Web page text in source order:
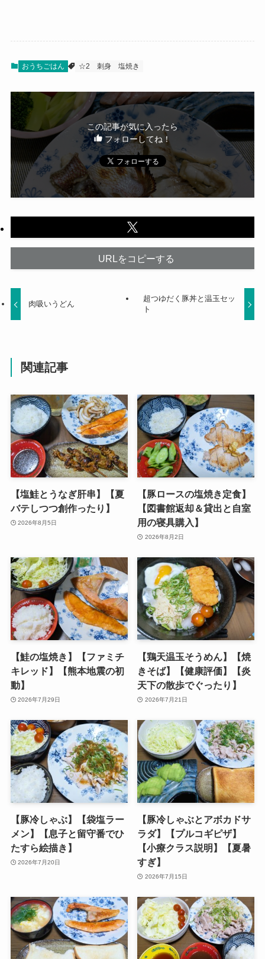
おうちごはん ☆2 刺身 塩焼き
この記事が気に入ったら
フォローしてね！
URLをコピーする
肉吸いうどん
超つゆだく豚丼と温玉セッ
ト
関連記事
【塩鮭とうなぎ肝串】【夏
バテしつつ創作ったり】
2026年8月5日
【豚ロースの塩焼き定食】
【図書館返却＆貸出と自室
用の寝具購入】
2026年8月2日
【鮭の塩焼き】【ファミチ
キレッド】【熊本地震の初
動】
2026年7月29日
【鶏天温玉そうめん】【焼
きそば】【健康評価】【炎
天下の散歩でぐったり】
2026年7月21日
【豚冷しゃぶ】【袋塩ラー
メン】【息子と留守番でひ
たすら絵描き】
2026年7月20日
【豚冷しゃぶとアボカドサ
ラダ】【プルコギピザ】
【小療クラス説明】【夏暑
すぎ】
2026年7月15日